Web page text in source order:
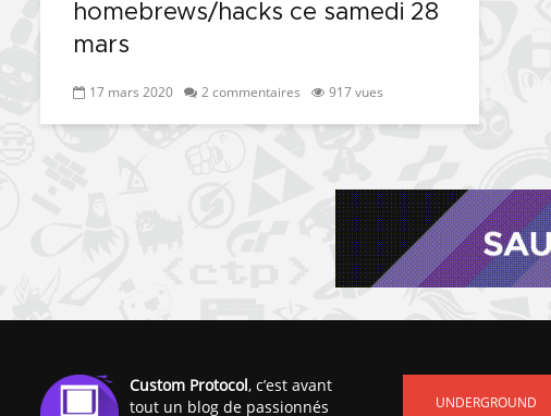
homebrews/hacks ce samedi 28
mars
17 mars 2020 2 commentaires 917 vues
Custom Protocol, c’est avant
tout un blog de passionnés
UNDERGROUND